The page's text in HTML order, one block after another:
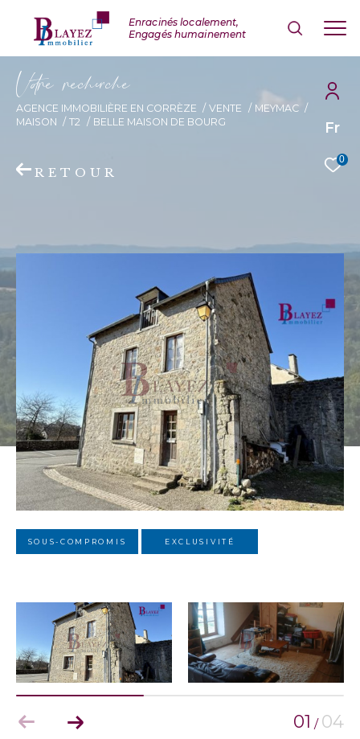
Fr
0
Vore recece
AGENCE IMMOBILIÈRE EN CORRÈZE VENTE
MEYMAC
MAISON
T2 BELLE MAISON DE BOURG
RETOUR
SOUS-COMPROMIS EXCLUSIVITÉ
01 / 04